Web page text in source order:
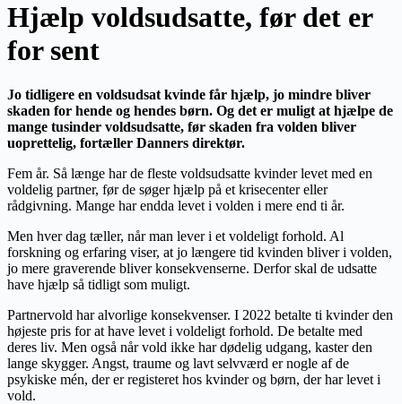
Hjælp voldsudsatte, før det er
for sent
Jo tidligere en voldsudsat kvinde får hjælp, jo mindre bliver
skaden for hende og hendes børn. Og det er muligt at hjælpe de
mange tusinder voldsudsatte, før skaden fra volden bliver
uoprettelig, fortæller Danners direktør.
Fem år. Så længe har de fleste voldsudsatte kvinder levet med en
voldelig partner, før de søger hjælp på et krisecenter eller
rådgivning. Mange har endda levet i volden i mere end ti år.
Men hver dag tæller, når man lever i et voldeligt forhold. Al
forskning og erfaring viser, at jo længere tid kvinden bliver i volden,
jo mere graverende bliver konsekvenserne. Derfor skal de udsatte
have hjælp så tidligt som muligt.
Partnervold har alvorlige konsekvenser. I 2022 betalte ti kvinder den
højeste pris for at have levet i voldeligt forhold. De betalte med
deres liv. Men også når vold ikke har dødelig udgang, kaster den
lange skygger. Angst, traume og lavt selvværd er nogle af de
psykiske mén, der er registeret hos kvinder og børn, der har levet i
vold.